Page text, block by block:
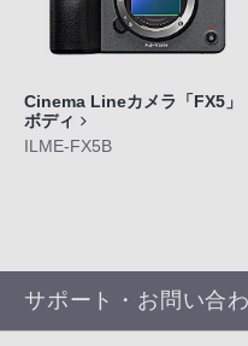
Cinema Lineカメラ「FX5」
ボディ
ILME-FX5B
サポート・お問い合